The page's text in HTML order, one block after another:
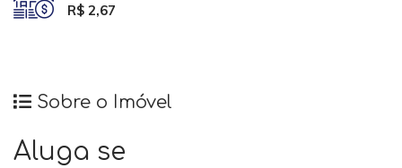
R$ 2,67
Sobre o Imóvel
Aluga se